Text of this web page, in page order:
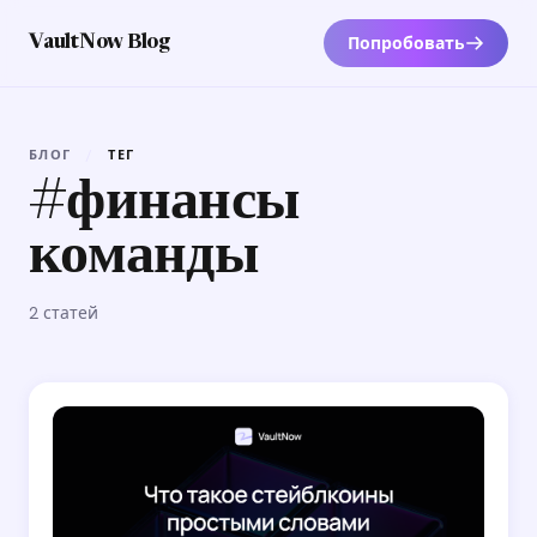
VaultNow Blog Попробовать
БЛОГ ТЕГ
#финансы
команды
2 статей